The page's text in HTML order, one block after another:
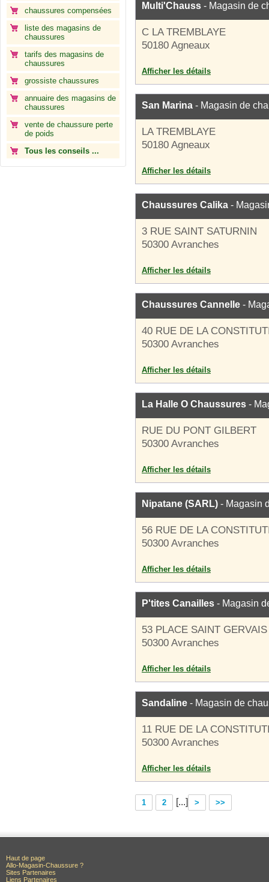
chaussures compensées
liste des magasins de
chaussures
tarifs des magasins de
chaussures
grossiste chaussures
annuaire des magasins de
chaussures
vente de chaussure perte
de poids
Tous les conseils ...
Multi'Chauss - Magasin de
C LA TREMBLAYE
50180 Agneaux
Afficher les détails
San Marina - Magasin de
LA TREMBLAYE
50180 Agneaux
Afficher les détails
Chaussures Calika -
3 RUE SAINT SATURNIN
50300 Avranches
Afficher les détails
Chaussures Cannelle -
40 RUE DE LA
50300 Avranches
Afficher les détails
La Halle O Chaussures -
RUE DU PONT GILBERT
50300 Avranches
Afficher les détails
Nipatane (SARL) - Magasin
56 RUE DE LA
50300 Avranches
Afficher les détails
P'tites Canailles - Magasin
53 PLACE SAINT GERVAIS
50300 Avranches
Afficher les détails
Sandaline - Magasin de
11 RUE DE LA
50300 Avranches
Afficher les détails
1 2 [...] > >>
Haut de page
Allo-Magasin-Chaussure ?
Sites Partenaires
Liens Partenaires